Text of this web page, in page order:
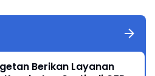
Berikan Layanan